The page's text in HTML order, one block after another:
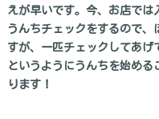
えが早いです。今、お店では
うんちチェックをするので、
すが、一匹チェックしてあげ
というようにうんちを始め
ります！